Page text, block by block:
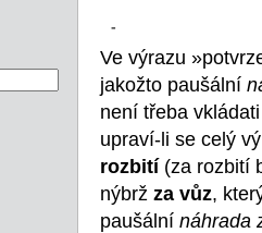
-
Ve výrazu
jakožto paušální
není třeba
upraví-li se celý
rozbití (za rozbití
nýbrž za vůz,
paušální náhrada